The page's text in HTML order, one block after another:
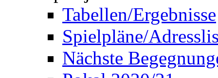
Tabellen/Ergebnisse
Spielpläne/
Nächste